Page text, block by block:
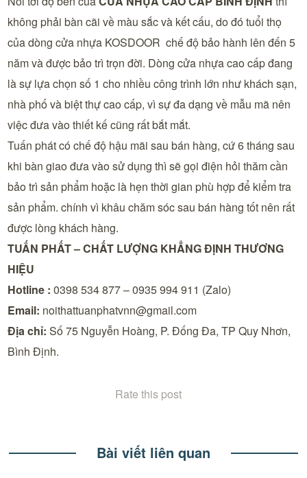
không phải bàn cãi về màu sắc và kết cấu, do đó tuổi thọ
của dòng cửa nhựa KOSDOOR chế độ bảo hành lên đến 5
năm và được bảo trì trọn đời. Dòng cửa nhựa cao cấp đang
là sự lựa chọn số 1 cho nhiều công trình lớn như khách sạn,
nhà phố và biệt thự cao cấp, vì sự đa dạng về mẫu mã nên
việc đưa vào thiết kế cũng rất bắt mắt.
Tuấn phát có chế độ hậu mãi sau bán hàng, cứ 6 tháng sau
khi bàn giao đưa vào sử dụng thì sẽ gọi điện hỏi thăm cần
bảo trì sản phẩm hoặc là hẹn thời gian phù hợp để kiểm tra
sản phẩm. chính vì khâu chăm sóc sau bán hàng tốt nên rất
được lòng khách hàng.
TUẤN PHẤT – CHẤT LƯỢNG KHẲNG ĐỊNH THƯƠNG
HIỆU
Hotline : 0398 534 877 – 0935 994 911 (Zalo)
Email: noithattuanphatvnn@gmail.com
Địa chỉ: Số 75 Nguyễn Hoàng, P. Đống Đa, TP Quy Nhơn,
Bình Định.
Rate this post
Bài viết liên quan